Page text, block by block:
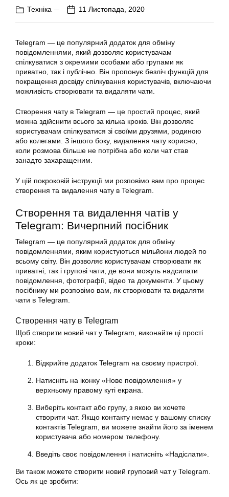
Техніка 11 Листопада, 2020
Telegram — це популярний додаток для обміну
повідомленнями, який дозволяє користувачам
спілкуватися з окремими особами або групами як
приватно, так і публічно. Він пропонує безліч функцій для
покращення досвіду спілкування користувачів, включаючи
можливість створювати та видаляти чати.
Створення чату в Telegram — це простий процес, який
можна здійснити всього за кілька кроків. Він дозволяє
користувачам спілкуватися зі своїми друзями, родиною
або колегами. З іншого боку, видалення чату корисно,
коли розмова більше не потрібна або коли чат став
занадто захаращеним.
У цій покроковій інструкції ми розповімо вам про процес
створення та видалення чату в Telegram.
Створення та видалення чатів у
Telegram: Вичерпний посібник
Telegram — це популярний додаток для обміну
повідомленнями, яким користуються мільйони людей по
всьому світу. Він дозволяє користувачам створювати як
приватні, так і групові чати, де вони можуть надсилати
повідомлення, фотографії, відео та документи. У цьому
посібнику ми розповімо вам, як створювати та видаляти
чати в Telegram.
Створення чату в Telegram
Щоб створити новий чат у Telegram, виконайте ці прості
кроки:
Відкрийте додаток Telegram на своєму пристрої.
Натисніть на іконку «Нове повідомлення» у
верхньому правому куті екрана.
Виберіть контакт або групу, з якою ви хочете
створити чат. Якщо контакту немає у вашому списку
контактів Telegram, ви можете знайти його за іменем
користувача або номером телефону.
Введіть своє повідомлення і натисніть «Надіслати».
Ви також можете створити новий груповий чат у Telegram.
Ось як це зробити: